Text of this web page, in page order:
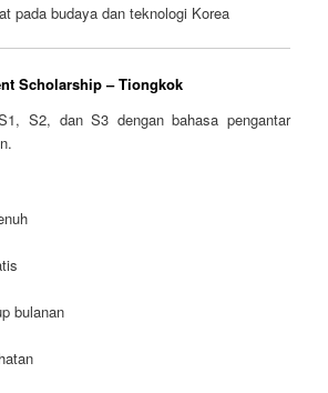
pada budaya dan teknologi Korea
Scholarship – Tiongkok
S2, dan S3 dengan bahasa pengantar
bulanan